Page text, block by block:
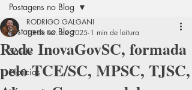
Postagens no Blog
Saúde
Notícias
Postagens no Blog
Rede InovaGovSC, formada
pelo TCE/SC, MPSC, TJSC,
RODRIGO GALGANI
10 de set. de 2025 1 min de leitura